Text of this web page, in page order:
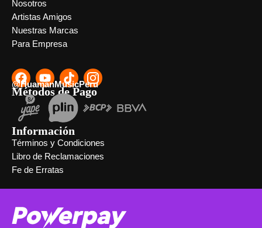
Nosotros
Artistas Amigos
Nuestras Marcas
Para Empresa
@HuamanMusicPeru
Métodos de Pago
Información
Términos y Condiciones
Libro de Reclamaciones
Fe de Erratas